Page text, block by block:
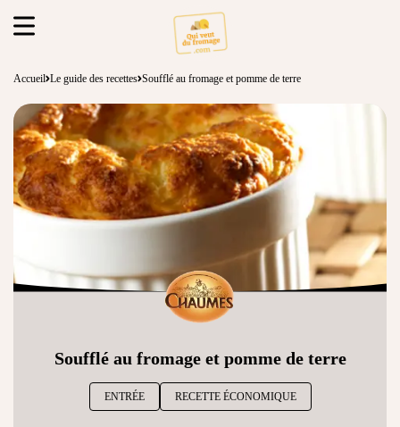
Accueil Le guide des recettes Soufflé au fromage et pomme de terre
Soufflé au fromage et pomme de terre
ENTRÉE RECETTE ÉCONOMIQUE